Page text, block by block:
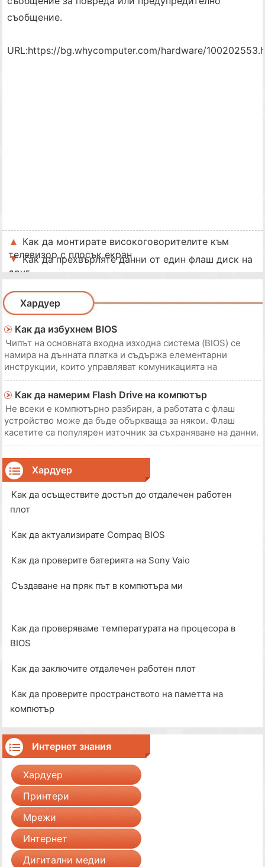
съобщение.
URL:https://bg.whycomputer.com/hardware/
Как да монтирате високоговорителите към
телевизор с плосък екран
Как да прехвърляте данни от един флаш диск на
друг
Хардуер
Как да избухнем BIOS
Чипът на основната входна изходна система (BIOS) се
намира на дънната платка и съдържа елементарни
инструкции, които управляват комуникацията на
компютъра със собствения си хардуер и други
инсталирани устройства. Ако искате да добавите
допълнителна функция към компютъра си, като например
поддръжка з
Как да намерим Flash Drive на компютър
Не всеки е компютърно разбиран, а работата с флаш
устройство може да бъде объркваща за някои. Флаш
касетите са популярен източник за съхраняване на данни.
Поради голямата си структура с палец, тя може да се
носи навсякъде и навсякъде. Но ако не знаете как да го
намерите на компютъра си, няма полза о
Хардуер
Как да осъществите достъп до отдалечен работен
плот
Как да актуализирате Compaq BIOS
Как да проверите батерията на Sony Vaio
Създаване на пряк път в компютъра ми
Как да проверяваме температурата на процесора в
BIOS
Как да заключите отдалечен работен плот
Как да проверите пространството на паметта на
компютър
Интернет знания
Хардуер
Принтери
Мрежи
Интернет
Дигитални медии